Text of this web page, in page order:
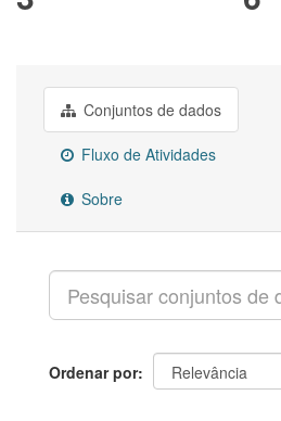
Conjuntos de dados
Fluxo de Atividades
Sobre
Ordenar por